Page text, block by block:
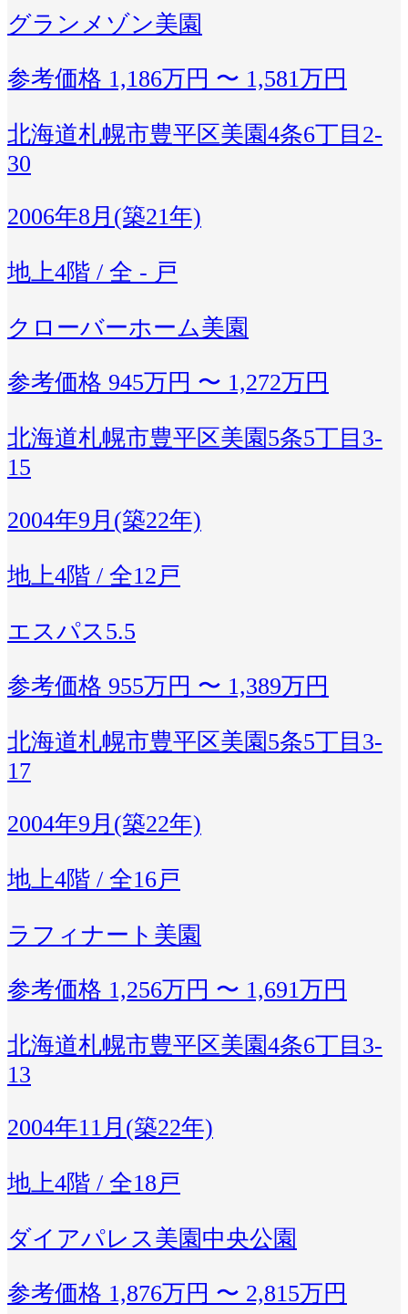
グランメゾン美園
参考価格 1,186万円 〜 1,581万円
北海道札幌市豊平区美園4条6丁目2-
30
2006年8月(築21年)
地上4階 / 全 - 戸
クローバーホーム美園
参考価格 945万円 〜 1,272万円
北海道札幌市豊平区美園5条5丁目3-
15
2004年9月(築22年)
地上4階 / 全12戸
エスパス5.5
参考価格 955万円 〜 1,389万円
北海道札幌市豊平区美園5条5丁目3-
17
2004年9月(築22年)
地上4階 / 全16戸
ラフィナート美園
参考価格 1,256万円 〜 1,691万円
北海道札幌市豊平区美園4条6丁目3-
13
2004年11月(築22年)
地上4階 / 全18戸
ダイアパレス美園中央公園
参考価格 1,876万円 〜 2,815万円